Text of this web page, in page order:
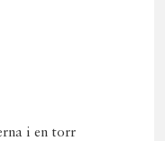
i en torr